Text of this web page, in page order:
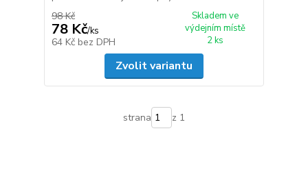
98 Kč
78 Kč/ks
64 Kč bez DPH
Skladem ve
výdejním místě
2 ks
Zvolit variantu
strana z 1